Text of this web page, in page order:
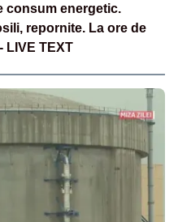
consum energetic.
repornite. La ore de
LIVE TEXT